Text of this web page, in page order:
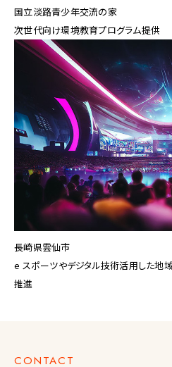
国立淡路青少年交流の家
次世代向け環境教育プログラム提供
長崎県雲仙市
e スポーツやデジタル技術活用した地
推進
CONTACT